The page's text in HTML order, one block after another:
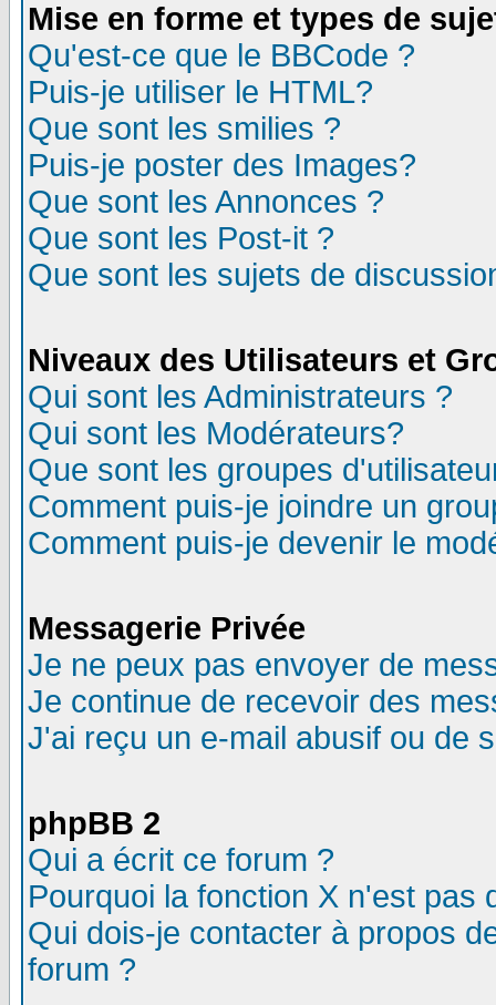
Mise en forme et types de
Qu'est-ce que le BBCode ?
Puis-je utiliser le HTML?
Que sont les smilies ?
Puis-je poster des Images?
Que sont les Annonces ?
Que sont les Post-it ?
Que sont les sujets de
Niveaux des Utilisateurs et
Qui sont les Administrateurs ?
Qui sont les Modérateurs?
Que sont les groupes
Comment puis-je joindre un
Comment puis-je devenir le
Messagerie Privée
Je ne peux pas envoyer de
Je continue de recevoir des
J'ai reçu un e-mail abusif ou de
phpBB 2
Qui a écrit ce forum ?
Pourquoi la fonction X n'est pas
Qui dois-je contacter à propos
forum ?